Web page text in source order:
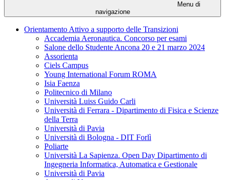
Menu di
navigazione
Orientamento Attivo a supporto delle Transizioni
Accademia Aeronautica. Concorso per esami
Salone dello Studente Ancona 20 e 21 marzo 2024
Assorienta
Ciels Campus
Young International Forum ROMA
Isia Faenza
Politecnico di Milano
Università Luiss Guido Carli
Università di Ferrara - Dipartimento di Fisica e Scienze
della Terra
Università di Pavia
Università di Bologna - DIT Forlì
Poliarte
Università La Sapienza. Open Day Dipartimento di
Ingegneria Informatica, Automatica e Gestionale
Università di Pavia